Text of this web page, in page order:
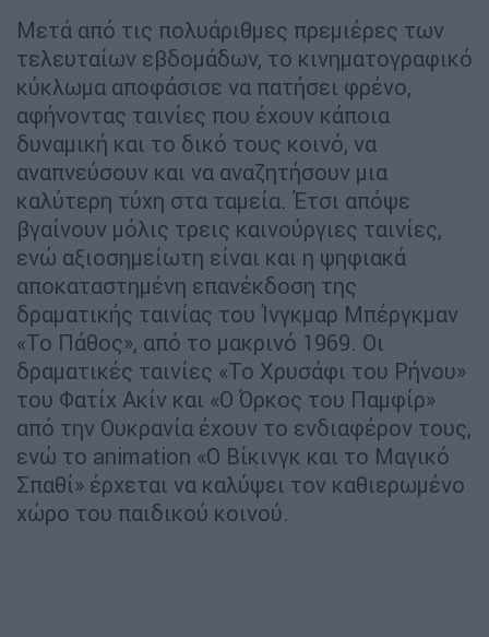
Μετά από τις πολυάριθμες πρεμιέρες των
τελευταίων εβδομάδων, το κινηματογραφικό
κύκλωμα αποφάσισε να πατήσει φρένο,
αφήνοντας ταινίες που έχουν κάποια
δυναμική και το δικό τους κοινό, να
αναπνεύσουν και να αναζητήσουν μια
καλύτερη τύχη στα ταμεία. Έτσι απόψε
βγαίνουν μόλις τρεις καινούργιες ταινίες,
ενώ αξιοσημείωτη είναι και η ψηφιακά
αποκαταστημένη επανέκδοση της
δραματικής ταινίας του Ίνγκμαρ Μπέργκμαν
«Το Πάθος», από το μακρινό 1969. Οι
δραματικές ταινίες «Το Χρυσάφι του Ρήνου»
του Φατίχ Ακίν και «Ο Όρκος του Παμφίρ»
από την Ουκρανία έχουν το ενδιαφέρον τους,
ενώ το animation «Ο Bίκινγκ και το Μαγικό
Σπαθί» έρχεται να καλύψει τον καθιερωμένο
χώρο του παιδικού κοινού.